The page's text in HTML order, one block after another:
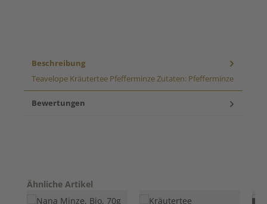
Beschreibung
Teavelope Kräutertee Pfefferminze Zutaten: Pfefferminze
Bewertungen
Produktgalerie überspringen
Ähnliche Artikel